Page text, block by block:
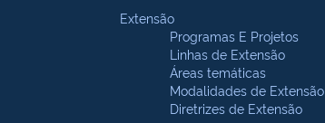
Extensão
Programas E Projetos
Linhas de Extensão
Áreas temáticas
Modalidades de Extensão
Diretrizes de Extensão